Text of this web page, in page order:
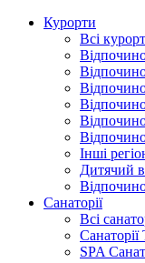
Курорти
Всі
Інші
Дитячий
Санаторії
Всі
SPA